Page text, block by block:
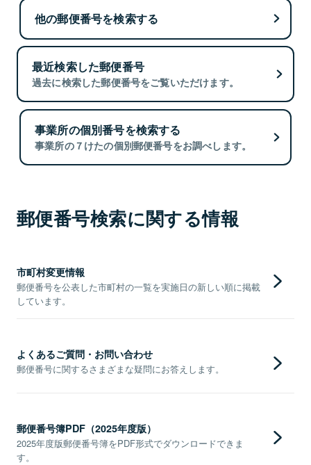
他の郵便番号を検索する
最近検索した郵便番号
過去に検索した郵便番号をご覧いただけます。
事業所の個別番号を検索する
事業所の７けたの個別郵便番号をお調べします。
郵便番号検索に関する情報
市町村変更情報
郵便番号を公表した市町村の一覧を実施日の新しい順に掲載
しています。
よくあるご質問・お問い合わせ
郵便番号に関するさまざまな疑問にお答えします。
郵便番号簿PDF（2025年度版）
2025年度版郵便番号簿をPDF形式でダウンロードできま
す。